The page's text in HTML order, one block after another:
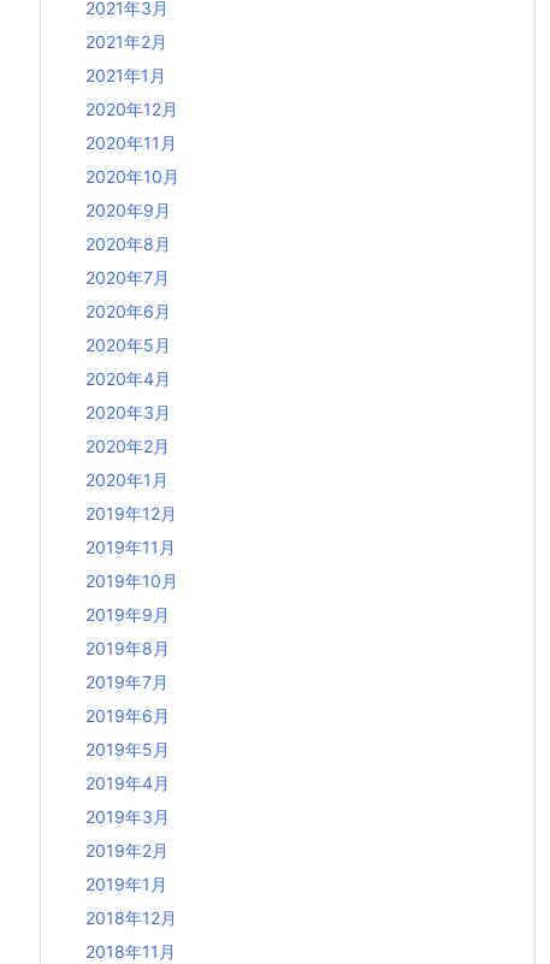
2021年3月
2021年2月
2021年1月
2020年12月
2020年11月
2020年10月
2020年9月
2020年8月
2020年7月
2020年6月
2020年5月
2020年4月
2020年3月
2020年2月
2020年1月
2019年12月
2019年11月
2019年10月
2019年9月
2019年8月
2019年7月
2019年6月
2019年5月
2019年4月
2019年3月
2019年2月
2019年1月
2018年12月
2018年11月